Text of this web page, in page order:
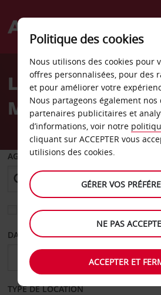
Welcome
AvisLocation de
Méridien Ogeyi
AGENCE DE DÉPART
Sélectionnez une autre agence
DATE DE DÉPART DATE
TYPE DE LOCATION
Politique des cookies
Nous utilisons des cookies pour
offres personnalisées, pour des
et pour améliorer votre
Nous partageons également nos
partenaires publicitaires et
d’informations, voir notre
cliquant sur ACCEPTER vous
utilisions des cookies.
GÉRER VOS
NE PAS
ACCEPTER ET